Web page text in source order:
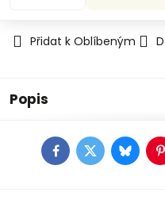
Přidat k Oblíbeným
Popis
FacebookTwitterBluesky